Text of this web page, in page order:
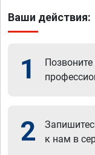
Ваши действия:
1
2
к нам в